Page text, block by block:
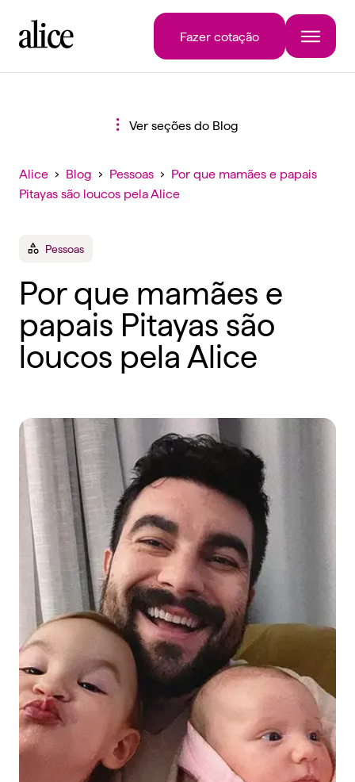
Fazer cotação
Ver seções do Blog
Alice › Blog › Pessoas › Por que mamães e papais
Pitayas são loucos pela Alice
Pessoas
Por que mamães e
papais Pitayas são
loucos pela Alice